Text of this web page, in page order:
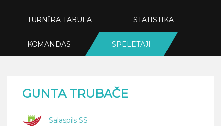
TURNĪRA TABULA STATISTIKA
KOMANDAS SPĒLĒTĀJI
GUNTA TRUBAČE
Salaspils SS